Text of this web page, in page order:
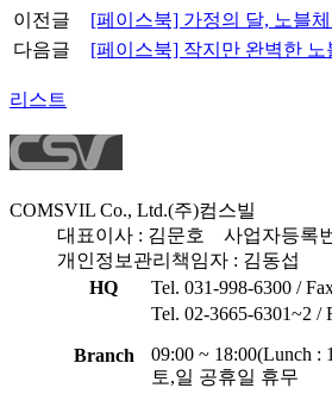
이전글
[페이스북] 가정의 달, 노블
다음글
[페이스북] 작지만 완벽한
리스트
COMSVIL Co., Ltd.(주)컴스빌
대표이사 : 김문호 사업자등록
개인정보관리책임자 : 김동섭
HQ
Tel. 031-998-6300 /
Branch
Tel. 02-3665-6301~2 /
09:00 ~ 18:00(Lunch :
토,일 공휴일 휴무